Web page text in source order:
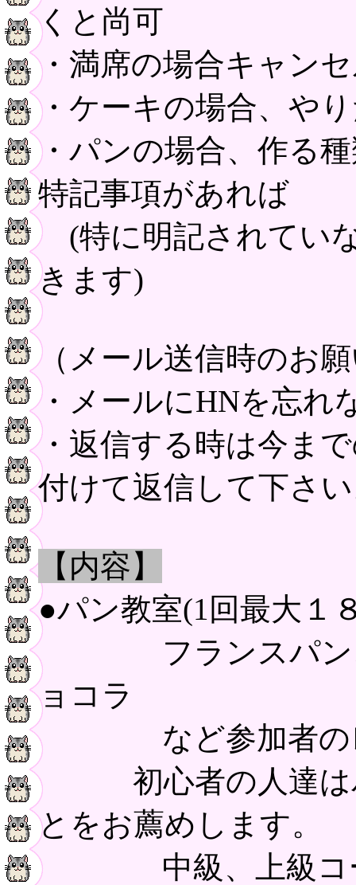
くと尚可
・満席の場合キャン
・ケーキの場合、や
・パンの場合、作る
特記事項があれば
(特に明記されてい
きます)
（メール送信時のお
・メールにHNを忘れ
・返信する時は今ま
付けて返信して下さ
【内容】
●パン教室(1回最大１
フランスパン、
ョコラ
など参加者のレ
初心者の人達はパ
とをお薦めします。
中級、上級コー